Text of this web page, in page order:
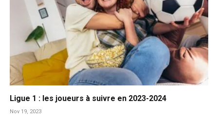
Ligue 1 : les joueurs à suivre en 2023-2024
Nov 19, 2023